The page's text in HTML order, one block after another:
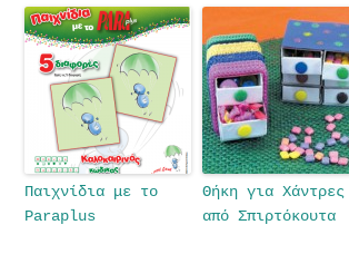
Παιχνίδια με το
Paraplus
Θήκη για Χάντρες
από Σπιρτόκουτα